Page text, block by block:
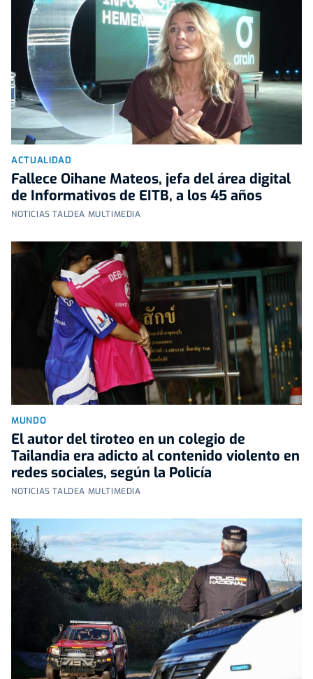
ACTUALIDAD
Fallece Oihane Mateos, jefa del área digital
de Informativos de EITB, a los 45 años
NOTICIAS TALDEA MULTIMEDIA
MUNDO
El autor del tiroteo en un colegio de
Tailandia era adicto al contenido violento en
redes sociales, según la Policía
NOTICIAS TALDEA MULTIMEDIA